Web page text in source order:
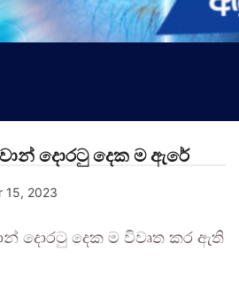
දොරටු දෙක ම ඇරේ
15, 2023
දොරටු දෙක ම විවෘත කර ඇති